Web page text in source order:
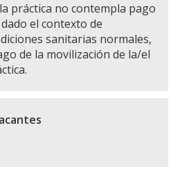
práctica no contempla pago
el contexto de
sanitarias normales,
de la movilización de la/el